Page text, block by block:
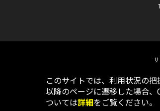
このサイトでは、利用状況の
以降のページに遷移した場合
ついては詳細をご覧ください。